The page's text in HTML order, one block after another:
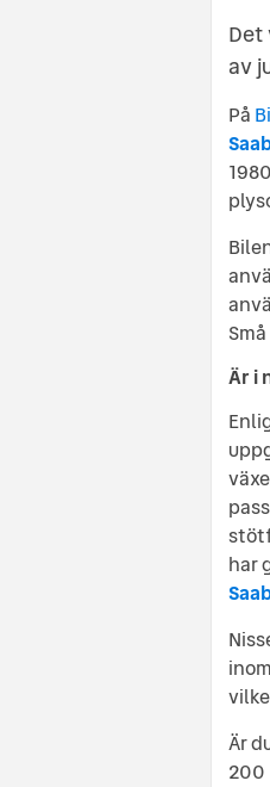
Det
av
På
Är i
har
Är
200